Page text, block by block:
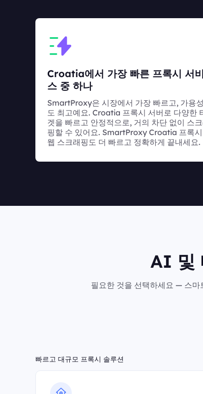
Croatia에서 가장 빠른 프록시 서비
스 중 하나
SmartProxy은 시장에서 가장 빠르고, 가용성
도 최고예요. Croatia 프록시 서버로 다양한
겟을 빠르고 안정적으로, 거의 차단 없이 스
핑할 수 있어요. SmartProxy Croatia 프록
웹 스크래핑도 더 빠르고 정확하게 끝내세요.
AI 및
필요한 것을 선택하세요 — 스마
빠르고 대규모 프록시 솔루션